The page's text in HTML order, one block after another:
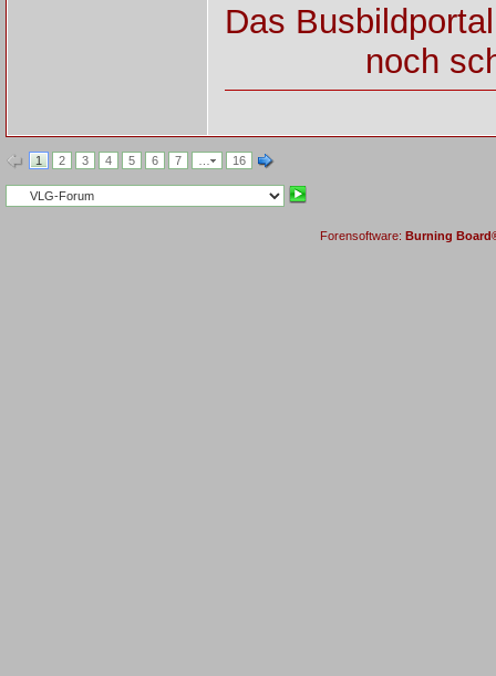
Das
noch
1 2 3 4 5 6 7 16
Forensoftware: Burning